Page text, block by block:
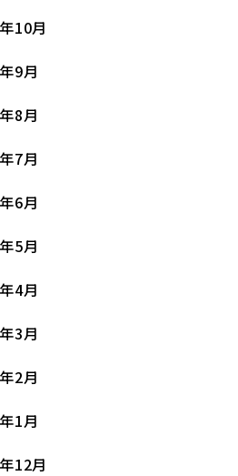
10月
9月
8月
7月
6月
5月
4月
3月
2月
1月
12月